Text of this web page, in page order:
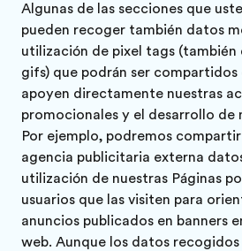
Algunas de las secciones que
pueden recoger también datos
utilización de pixel tags (también
gifs) que podrán ser
apoyen directamente nuestras
promocionales y el desarrollo de
Por ejemplo, podremos
agencia publicitaria externa
utilización de nuestras Páginas
usuarios que las visiten para
anuncios publicados en banners
web. Aunque los datos recogidos